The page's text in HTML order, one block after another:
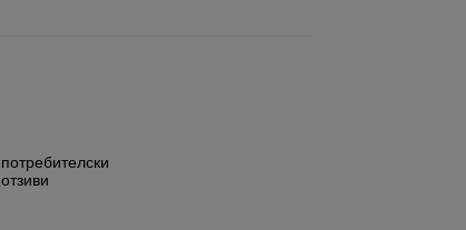
потребителски
отзиви